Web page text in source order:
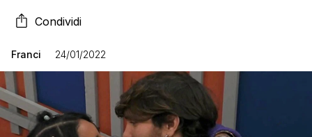
Condividi
Franci 24/01/2022